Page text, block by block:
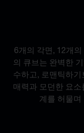
6개의 각면, 12개
의 큐브는 완벽한
수하고, 로맨틱하
매력과 모던한 요
계를 허물